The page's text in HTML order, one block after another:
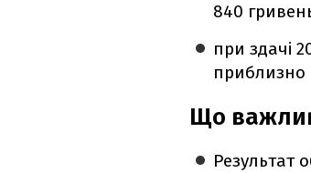
840
при здачі
приблизно
Що
Результат